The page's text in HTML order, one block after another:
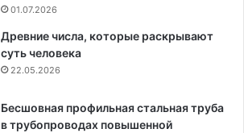
01.07.2026
Древние числа, которые раскрывают
суть человека
22.05.2026
Бесшовная профильная стальная труба
в трубопроводах повышенной